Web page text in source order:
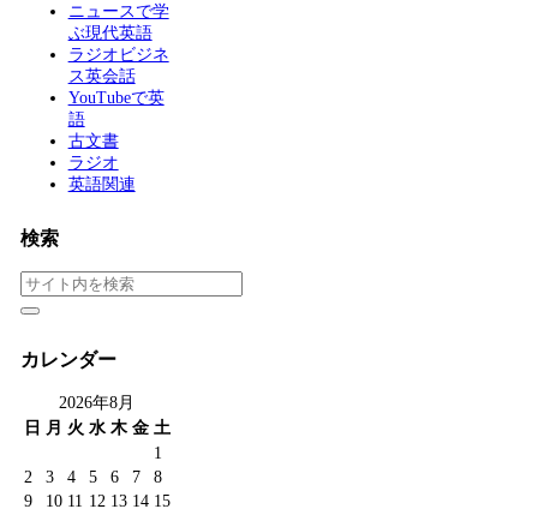
ニュースで学
ぶ現代英語
ラジオビジネ
ス英会話
YouTubeで英
語
古文書
ラジオ
英語関連
検索
カレンダー
2026年8月
日 月 火 水 木 金 土
1
2
3 4 5 6 7
8
9
10 11 12 13 14 15